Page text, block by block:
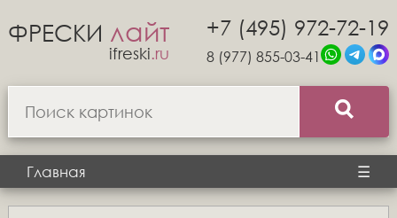
ФРЕСКИ лайт
ifreski.ru
+7 (495) 972-72-19
8 (977) 855-03-41
Главная ☰